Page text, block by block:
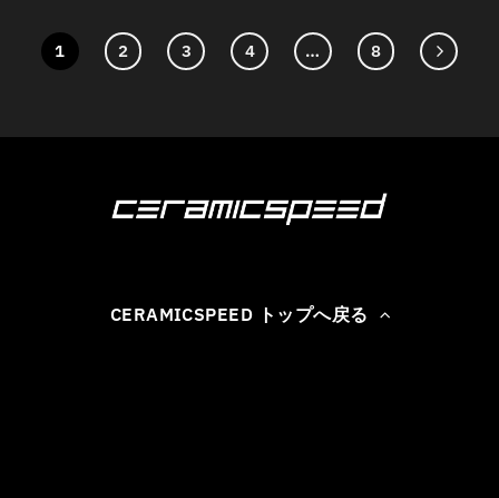
1 2 3 4 … 8
CERAMICSPEED トップへ戻る